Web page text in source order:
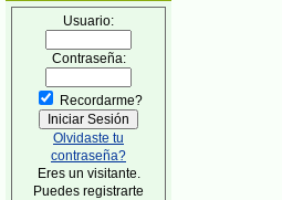
Usuario:
Contraseña:
Recordarme?
Olvidaste tu
contraseña?
Eres un visitante.
Puedes registrarte